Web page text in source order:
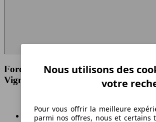
Ford Fiesta 1.0 EcoBoost 125 ch
Vignale Spécifications techniques
Nous utilisons des
votre
Pour vous offrir la meilleure
parmi nos offres, nous et certains